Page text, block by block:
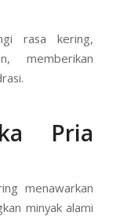
rasa kering,
memberikan
Pria
menawarkan
minyak alami